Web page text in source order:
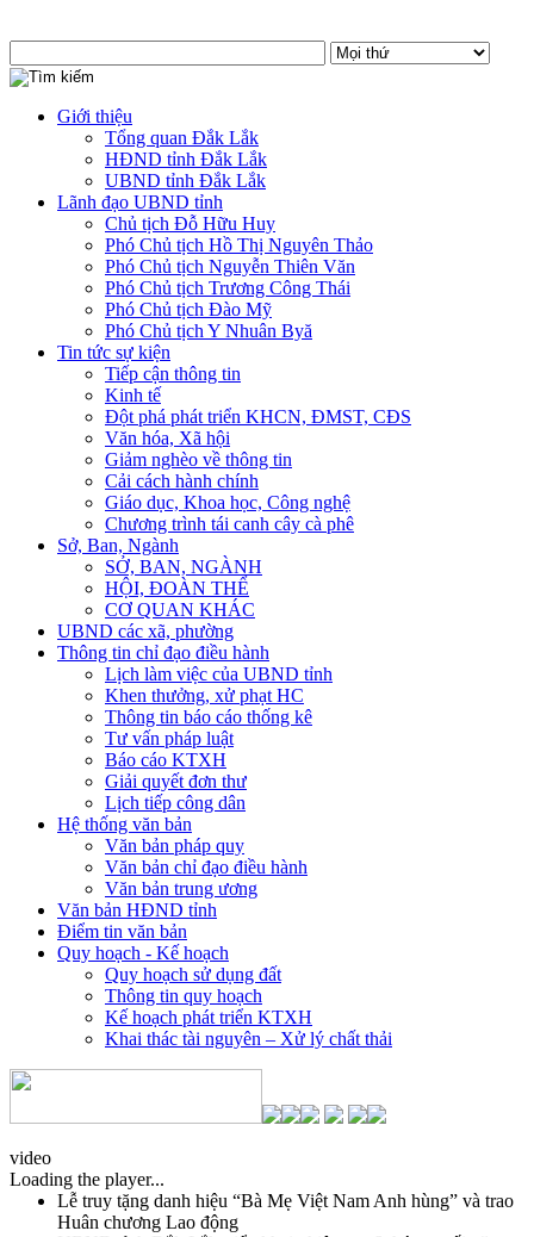
Giới thiệu
Tổng quan Đắk Lắk
HĐND tỉnh Đắk Lắk
UBND tỉnh Đắk Lắk
Lãnh đạo UBND tỉnh
Chủ tịch Đỗ Hữu Huy
Phó Chủ tịch Hồ Thị Nguyên Thảo
Phó Chủ tịch Nguyễn Thiên Văn
Phó Chủ tịch Trương Công Thái
Phó Chủ tịch Đào Mỹ
Phó Chủ tịch Y Nhuân Byă
Tin tức sự kiện
Tiếp cận thông tin
Kinh tế
Đột phá phát triển KHCN, ĐMST, CĐS
Văn hóa, Xã hội
Giảm nghèo về thông tin
Cải cách hành chính
Giáo dục, Khoa học, Công nghệ
Chương trình tái canh cây cà phê
Sở, Ban, Ngành
SỞ, BAN, NGÀNH
HỘI, ĐOÀN THỂ
CƠ QUAN KHÁC
UBND các xã, phường
Thông tin chỉ đạo điều hành
Lịch làm việc của UBND tỉnh
Khen thưởng, xử phạt HC
Thông tin báo cáo thống kê
Tư vấn pháp luật
Báo cáo KTXH
Giải quyết đơn thư
Lịch tiếp công dân
Hệ thống văn bản
Văn bản pháp quy
Văn bản chỉ đạo điều hành
Văn bản trung ương
Văn bản HĐND tỉnh
Điểm tin văn bản
Quy hoạch - Kế hoạch
Quy hoạch sử dụng đất
Thông tin quy hoạch
Kế hoạch phát triển KTXH
Khai thác tài nguyên – Xử lý chất thải
video
Loading the player...
Lễ truy tặng danh hiệu “Bà Mẹ Việt Nam Anh hùng” và trao
Huân chương Lao động